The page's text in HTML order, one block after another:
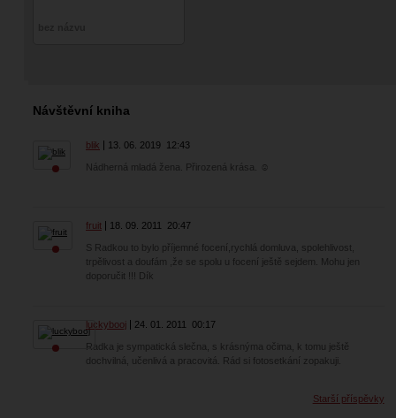
Návštěvní kniha
blik 13. 06. 2019 12:43
Nádherná mladá žena. Přirozená krása. ☺
fruit 18. 09. 2011 20:47
S Radkou to bylo příjemné focení,rychlá domluva, spolehlivost,
trpělivost a doufám ,že se spolu u focení ještě sejdem. Mohu jen
doporučit !!! Dík
luckybooj 24. 01. 2011 00:17
Radka je sympatická slečna, s krásnýma očima, k tomu ještě
dochvilná, učenlivá a pracovitá. Rád si fotosetkání zopakuji.
Starší příspěvky